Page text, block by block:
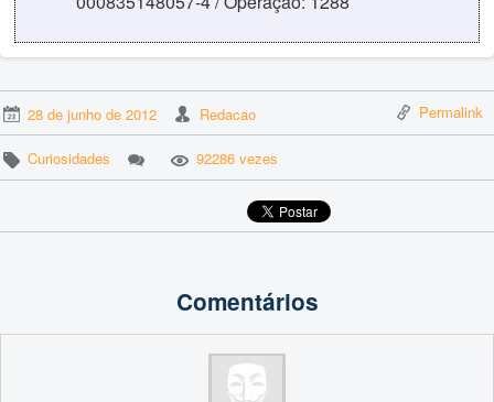
28 de junho de 2012 Redacao Permalink
Curiosidades 92286 vezes
Comentários